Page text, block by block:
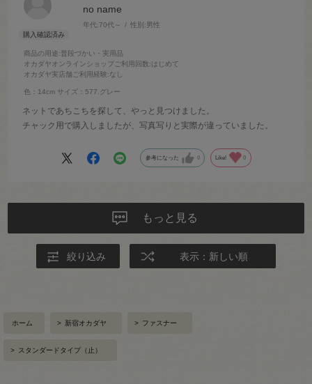
no name
年代:70代～ 性別:男性
商品の用途:普段づかい・実用品
オカダヤオンラインショップご利用回数:はじめて
オカダヤ実店舗ご利用経験:なし
色：14cm サイズ：577.グレー
ネットであちこちを探して、やっと見つけました。
チャック用で購入しましたが、写真写りと実際が違っていました。
参考になった 0 Like! 0
もっと見る
絞り込み 表示：新しい順
ホーム > 新宿オカダヤ > ファスナー
> スタンダードタイプ（止）